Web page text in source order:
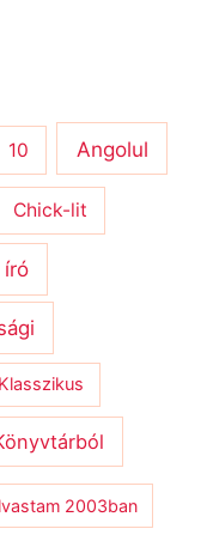
10 Angolul
Chick-lit
író
Klasszikus
2003ban